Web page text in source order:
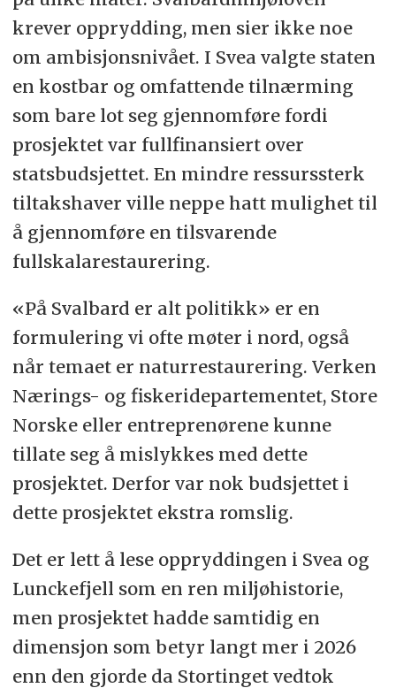
krever opprydding, men sier ikke noe
om ambisjonsnivået. I Svea valgte staten
en kostbar og omfattende tilnærming
som bare lot seg gjennomføre fordi
prosjektet var fullfinansiert over
statsbudsjettet. En mindre ressurssterk
tiltakshaver ville neppe hatt mulighet til
å gjennomføre en tilsvarende
fullskalarestaurering.
«På Svalbard er alt politikk» er en
formulering vi ofte møter i nord, også
når temaet er naturrestaurering. Verken
Nærings- og fiskeridepartementet, Store
Norske eller entreprenørene kunne
tillate seg å mislykkes med dette
prosjektet. Derfor var nok budsjettet i
dette prosjektet ekstra romslig.
Det er lett å lese oppryddingen i Svea og
Lunckefjell som en ren miljøhistorie,
men prosjektet hadde samtidig en
dimensjon som betyr langt mer i 2026
enn den gjorde da Stortinget vedtok